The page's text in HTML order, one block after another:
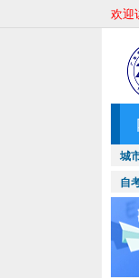
欢迎
城
自